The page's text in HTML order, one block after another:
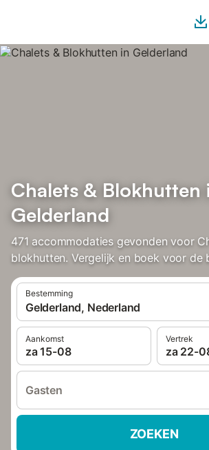
Chalets & Blokhutten
Gelderland
471 accommodaties gevonden voor
blokhutten. Vergelijk en boek voor de
Bestemming
Gelderland, Nederland
Aankomst
za 15-08
Vertrek
za 22-
Gasten
ZOEKEN